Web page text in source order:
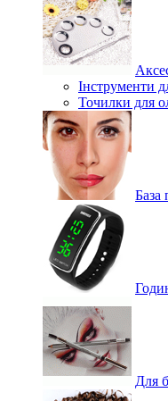
Інструменти
Точилки для
База
Для